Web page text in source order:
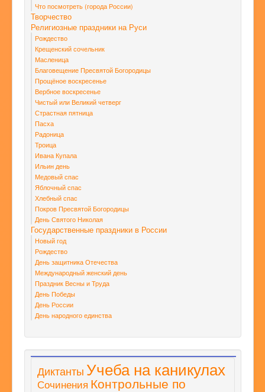
Что посмотреть (города России)
Творчество
Религиозные праздники на Руси
Рождество
Крещенский сочельник
Масленица
Благовещение Пресвятой Богородицы
Прощёное воскресенье
Вербное воскресенье
Чистый или Великий четверг
Страстная пятница
Пасха
Радоница
Троица
Ивана Купала
Ильин день
Медовый спас
Яблочный спас
Хлебный спас
Покров Пресвятой Богородицы
День Святого Николая
Государственные праздники в России
Новый год
Рождество
День защитника Отечества
Международный женский день
Праздник Весны и Труда
День Победы
День России
День народного единства
Диктанты Учеба на каникулах
Сочинения Контрольные по